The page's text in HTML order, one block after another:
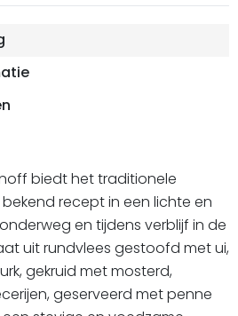
biedt het traditionele
recept in een lichte en
en tijdens verblijf in de
uit rundvlees gestoofd met ui,
gekruid met mosterd,
geserveerd met penne